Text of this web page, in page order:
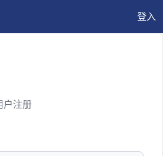
登入
户注册